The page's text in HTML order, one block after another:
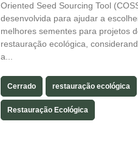
Oriented Seed Sourcing Tool
desenvolvida para ajudar a
melhores sementes para projetos
restauração ecológica,
a...
Cerrado restauração ecológica
Restauração Ecológica